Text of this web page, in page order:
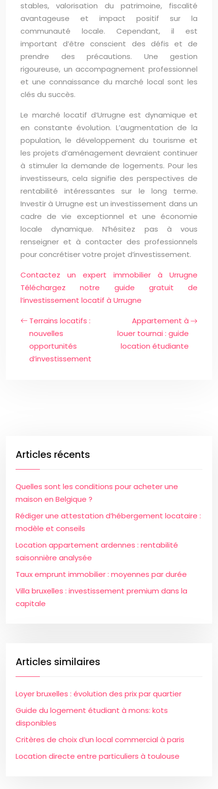
stables, valorisation du patrimoine, fiscalité
avantageuse et impact positif sur la
communauté locale. Cependant, il est
important d’être conscient des défis et de
prendre des précautions. Une gestion
rigoureuse, un accompagnement professionnel
et une connaissance du marché local sont les
clés du succès.
Le marché locatif d’Urrugne est dynamique et
en constante évolution. L’augmentation de la
population, le développement du tourisme et
les projets d’aménagement devraient continuer
à stimuler la demande de logements. Pour les
investisseurs, cela signifie des perspectives de
rentabilité intéressantes sur le long terme.
Investir à Urrugne est un investissement dans un
cadre de vie exceptionnel et une économie
locale dynamique. N’hésitez pas à vous
renseigner et à contacter des professionnels
pour concrétiser votre projet d’investissement.
Contactez un expert immobilier à Urrugne
Téléchargez notre guide gratuit de
l’investissement locatif à Urrugne
Terrains locatifs :
nouvelles
opportunités
d’investissement
Appartement à
louer tournai : guide
location étudiante
Articles récents
Quelles sont les conditions pour acheter une
maison en Belgique ?
Rédiger une attestation d’hébergement locataire :
modèle et conseils
Location appartement ardennes : rentabilité
saisonnière analysée
Taux emprunt immobilier : moyennes par durée
Villa bruxelles : investissement premium dans la
capitale
Articles similaires
Loyer bruxelles : évolution des prix par quartier
Guide du logement étudiant à mons: kots
disponibles
Critères de choix d’un local commercial à paris
Location directe entre particuliers à toulouse